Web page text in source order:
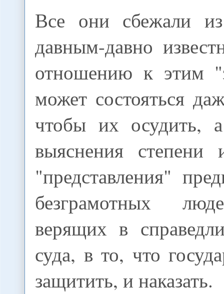
Все они сбежали
давным-давно
отношению к этим
может состояться
чтобы их осудить,
выяснения
"представления"
безграмотных
верящих в
суда, в то, что
защитить, и наказать.